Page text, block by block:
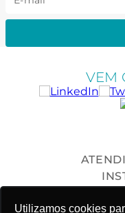
Utilizamos cookies
VEM